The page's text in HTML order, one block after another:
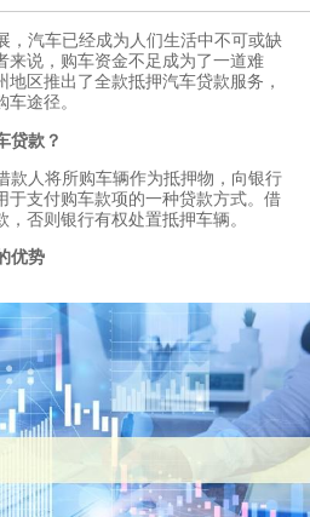
，汽车已经成为人们生活中不可或缺
来说，购车资金不足成为了一道难
区推出了全款抵押汽车贷款服务，
途径。
贷款？
款人将所购车辆作为抵押物，向银行
于支付购车款项的一种贷款方式。借
否则银行有权处置抵押车辆。
优势